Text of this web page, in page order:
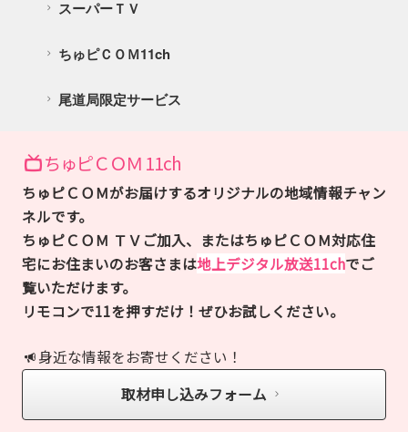
スーパーＴＶ
ちゅピＣＯＭ11ch
尾道局限定サービス
ちゅピＣＯＭ 11ch
ちゅピＣＯＭがお届けするオリジナルの地域情報チャン
ネルです。
ちゅピＣＯＭ ＴＶご加入、またはちゅピＣＯＭ対応住
宅にお住まいのお客さまは地上デジタル放送11chでご
覧いただけます。
リモコンで11を押すだけ！ぜひお試しください。
身近な情報をお寄せください！
取材申し込みフォーム